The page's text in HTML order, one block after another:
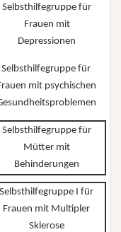
Selbsthilfegruppe für
Frauen mit
Depressionen
Selbsthilfegruppe für
mit psychischen
Selbsthilfegruppe für
Mütter mit
Behinderungen
Selbsthilfegruppe I für
Frauen mit Multipler
Sklerose